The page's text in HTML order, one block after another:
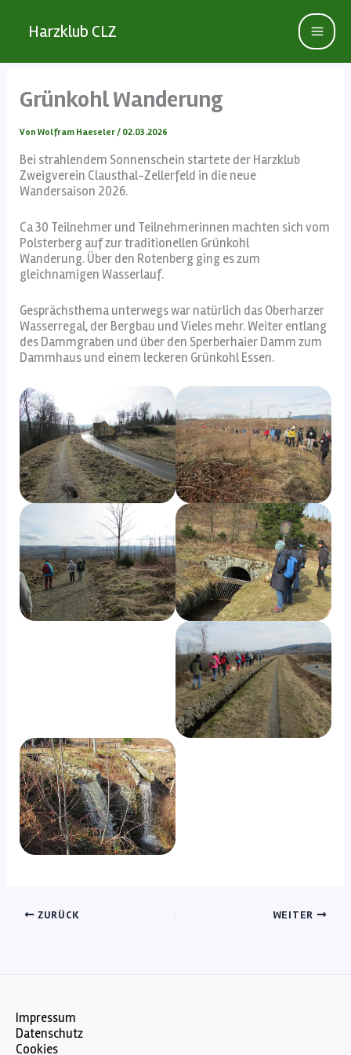
Inhalt
springenHarzklub CLZ
Grünkohl Wanderung
VonWolfram Haeseler/ 02.03.2026
Bei strahlendem Sonnenschein startete der Harzklub
Zweigverein Clausthal-Zellerfeld in die neue
Wandersaison 2026.
Ca 30 Teilnehmer und Teilnehmerinnen machten sich vom
Polsterberg auf zur traditionellen Grünkohl
Wanderung. Über den Rotenberg ging es zum
gleichnamigen Wasserlauf.
Gesprächsthema unterwegs war natürlich das Oberharzer
Wasserregal, der Bergbau und Vieles mehr. Weiter entlang
des Dammgraben und über den Sperberhaier Damm zum
Dammhaus und einem leckeren Grünkohl Essen.
ZURÜCK WEITER
Impressum
Datenschutz
Cookies